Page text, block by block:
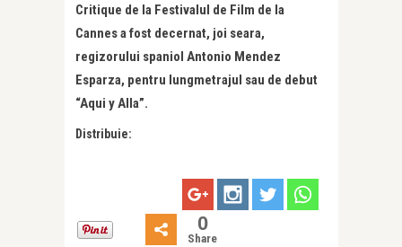
Critique de la Festivalul de Film de la
Cannes a fost decernat, joi seara,
regizorului spaniol Antonio Mendez
Esparza, pentru lungmetrajul sau de debut
“Aqui y Alla”.
Distribuie:
0
Share